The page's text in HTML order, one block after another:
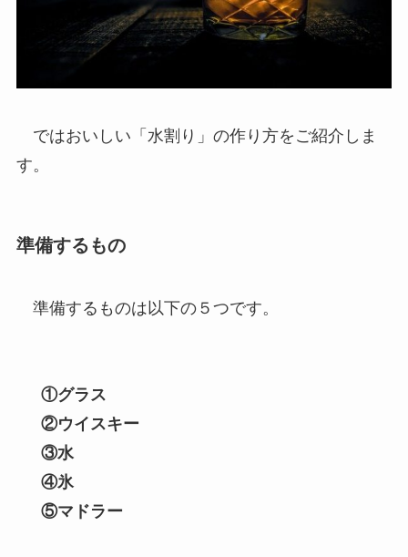
ではおいしい「水割り」の作り方をご紹介しま
す。
準備するもの
準備するものは以下の５つです。
①グラス
②ウイスキー
③水
④氷
⑤マドラー